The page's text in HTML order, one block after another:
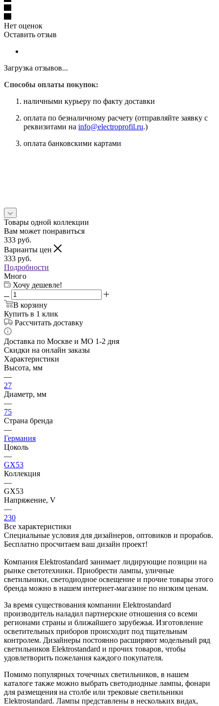
Нет оценок
Оставить отзыв
Загрузка отзывов...
Способы оплаты покупок:
наличными курьеру по факту доставки
оплата по безналичному расчету (отправляйте заявку с
реквизитами на info@electroprofil.ru.)
оплата банковскими картами
Товары одной коллекции
Вам может понравиться
333 руб.
Варианты цен
333 руб.
Подробности
Много
Хочу дешевле!
В корзину
Купить в 1 клик
Рассчитать доставку
Доставка по Москве и МО 1-2 дня
Скидки на онлайн заказы
Характеристики
Высота, мм
—
27
Диаметр, мм
—
75
Страна бренда
—
Германия
Цоколь
—
GX53
Коллекция
—
GX53
Напряжение, V
—
230
Все характеристики
Специальные условия для дизайнеров, оптовиков и прорабов.
Бесплатно просчитаем ваш дизайн проект!
Компания Elektrostandard занимает лидирующие позиции на
рынке светотехники. Приобрести лампы, уличные
светильники, светодиодное освещение и прочие товары этого
бренда можно в нашем интернет-магазине по низким ценам.
За время существования компании Elektrostandard
производитель наладил партнерские отношения со всеми
регионами страны и ближайшего зарубежья. Изготовление
осветительных приборов происходит под тщательным
контролем. Дизайнеры постоянно расширяют модельный ряд
светильников Elektrostandard и прочих товаров, чтобы
удовлетворить пожелания каждого покупателя.
Помимо популярных точечных светильников, в нашем
каталоге также можно выбрать светодиодные лампы, фонари
для размещения на столбе или трековые светильники
Elektrostandard. Лампы представлены в нескольких видах,